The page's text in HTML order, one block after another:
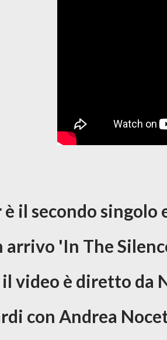
è il secondo
arrivo 'In The
video è diretto da
con Andrea